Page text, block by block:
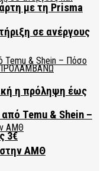
με τη Prisma
Temu & Shein –
3€
σε ανέργους
η πρόληψη έως
στην ΑΜΘ